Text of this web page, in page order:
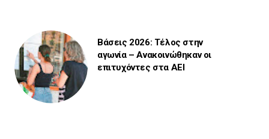
Βάσεις 2026: Τέλος στην
αγωνία – Ανακοινώθηκαν οι
επιτυχόντες στα ΑΕΙ